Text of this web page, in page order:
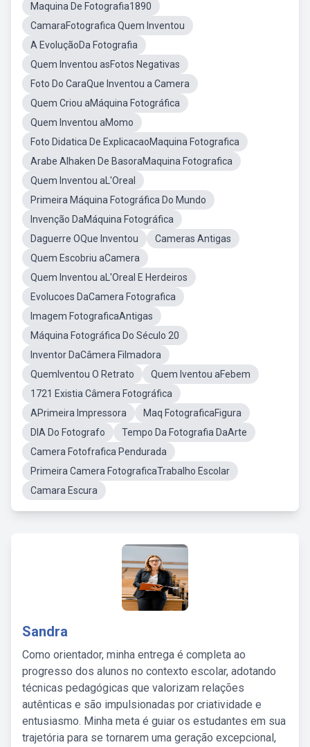
Maquina De Fotografia1890
CamaraFotografica Quem Inventou
A EvoluçãoDa Fotografia
Quem Inventou asFotos Negativas
Foto Do CaraQue Inventou a Camera
Quem Criou aMáquina Fotográfica
Quem Inventou aMomo
Foto Didatica De ExplicacaoMaquina Fotografica
Arabe Alhaken De BasoraMaquina Fotografica
Quem Inventou aL'Oreal
Primeira Máquina Fotográfica Do Mundo
Invenção DaMáquina Fotográfica
Daguerre OQue Inventou
Cameras Antigas
Quem Escobriu aCamera
Quem Inventou aL'Oreal E Herdeiros
Evolucoes DaCamera Fotografica
Imagem FotograficaAntigas
Máquina Fotográfica Do Século 20
Inventor DaCâmera Filmadora
QuemIventou O Retrato
Quem Iventou aFebem
1721 Existia Câmera Fotográfica
APrimeira Impressora
Maq FotograficaFigura
DIA Do Fotografo
Tempo Da Fotografia DaArte
Camera Fotofrafica Pendurada
Primeira Camera FotograficaTrabalho Escolar
Camara Escura
Sandra
Como orientador, minha entrega é completa ao
progresso dos alunos no contexto escolar, adotando
técnicas pedagógicas que valorizam relações
autênticas e são impulsionadas por criatividade e
entusiasmo. Minha meta é guiar os estudantes em sua
trajetória para se tornarem uma geração excepcional,